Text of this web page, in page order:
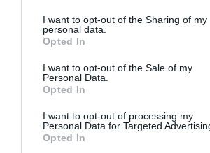
not limited to your visit or usage
grant or deny consent to Google and its
use your data for below specified
consent section.
I want to opt-out of the Sharing of my
personal data.
Opted In
I want to opt-out of the Sale of my
Personal Data.
Opted In
I want to opt-out of processing my
Personal Data for Targeted
Opted In
YOU MAY ALSO LIKE